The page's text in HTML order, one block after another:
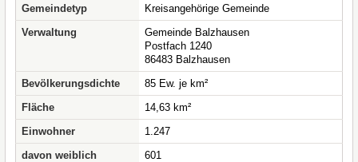
Gemeindetyp
Kreisangehörige Gemeinde
Verwaltung
Gemeinde Balzhausen
Postfach 1240
86483 Balzhausen
Bevölkerungsdichte
85 Ew. je km²
Fläche
14,63 km²
Einwohner
1.247
davon weiblich
601